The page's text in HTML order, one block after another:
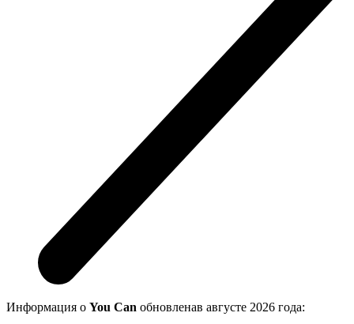
Информация о You Can обновленав августе 2026 года: